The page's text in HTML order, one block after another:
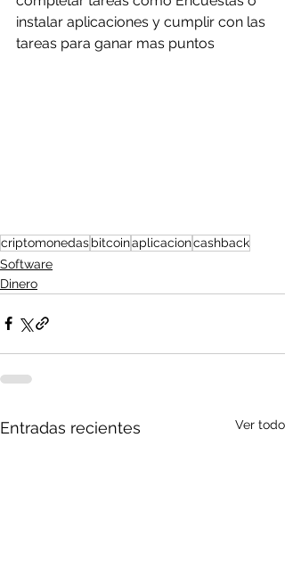
instalar aplicaciones y cumplir con las
tareas para ganar mas puntos
criptomonedasbitcoinaplicacioncashback
Software
Dinero
Entradas recientes Ver todo